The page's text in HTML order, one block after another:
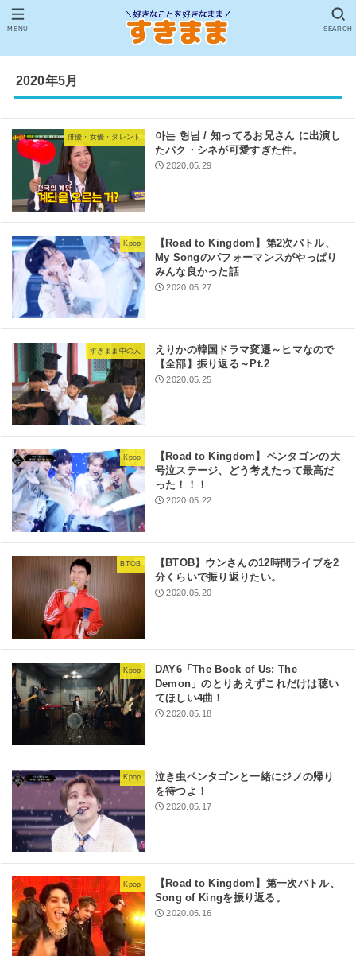
SEARCH
MENU
2020年5月
俳優・女優・タレント
아는 형님 / 知ってるお兄さん に出演し
たパク・シネが可愛すぎた件。
2020.05.29
Kpop
【Road to Kingdom】第2次バトル、
My Songのパフォーマンスがやっぱり
みんな良かった話
2020.05.27
すきまま中の人
えりかの韓国ドラマ変遷～ヒマなので
【全部】振り返る～Pt.2
2020.05.25
Kpop
【Road to Kingdom】ペンタゴンの大
号泣ステージ、どう考えたって最高だ
った！！！
2020.05.22
BTOB
【BTOB】ウンさんの12時間ライブを2
分くらいで振り返りたい。
2020.05.20
Kpop
DAY6「The Book of Us: The
Demon」のとりあえずこれだけは聴い
てほしい4曲！
2020.05.18
Kpop
泣き虫ペンタゴンと一緒にジノの帰り
を待つよ！
2020.05.17
Kpop
【Road to Kingdom】第一次バトル、
Song of Kingを振り返る。
2020.05.16